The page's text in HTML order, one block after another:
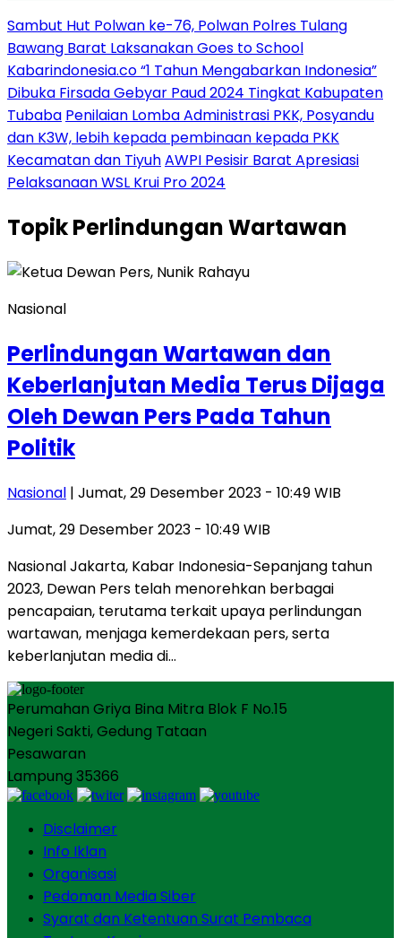
Sambut Hut Polwan ke-76, Polwan Polres Tulang
Bawang Barat Laksanakan Goes to School
Kabarindonesia.co “1 Tahun Mengabarkan Indonesia”
Dibuka Firsada Gebyar Paud 2024 Tingkat Kabupaten
Tubaba Penilaian Lomba Administrasi PKK, Posyandu
dan K3W, lebih kepada pembinaan kepada PKK
Kecamatan dan TiyuhAWPI Pesisir Barat Apresiasi
Pelaksanaan WSL Krui Pro 2024
TopikPerlindungan Wartawan
Nasional
Perlindungan Wartawan dan
Keberlanjutan Media Terus Dijaga
Oleh Dewan Pers Pada Tahun
Politik
Nasional | Jumat, 29 Desember 2023 - 10:49 WIB
Jumat, 29 Desember 2023 - 10:49 WIB
Nasional Jakarta, Kabar Indonesia-Sepanjang tahun
2023, Dewan Pers telah menorehkan berbagai
pencapaian, terutama terkait upaya perlindungan
wartawan, menjaga kemerdekaan pers, serta
keberlanjutan media di…
Perumahan Griya Bina Mitra Blok F No.15
Negeri Sakti, Gedung Tataan
Pesawaran
Lampung 35366
Disclaimer
Info Iklan
Organisasi
Pedoman Media Siber
Syarat dan Ketentuan Surat Pembaca